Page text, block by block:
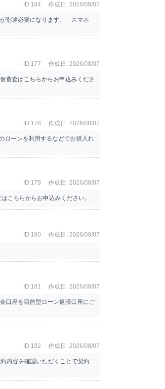
ID:184 作成日: 2026/08/07
が別途必要になります。 スマホ
ID:177 作成日: 2026/08/07
審査はこちらからお申込みくださ
ID:178 作成日: 2026/08/07
ローンを利用するなどでお借入れ
ID:179 作成日: 2026/08/07
こちらからお申込みください。
ID:180 作成日: 2026/08/07
ID:181 作成日: 2026/08/07
口座を目的型ローン返済口座にご
ID:182 作成日: 2026/08/07
内容を確認いただくことで契約